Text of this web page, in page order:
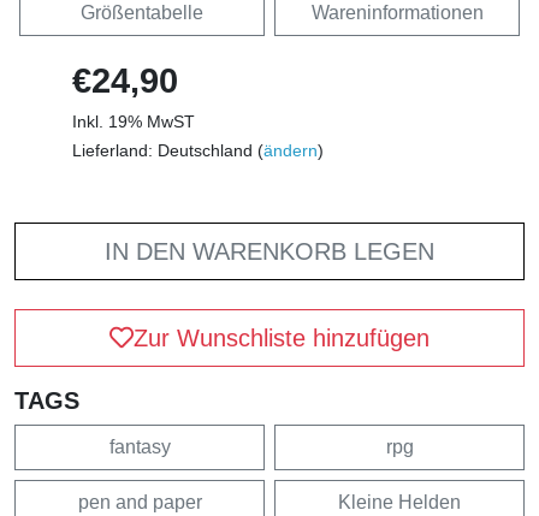
Größentabelle Wareninformationen
€24,90
Inkl. 19% MwST
Lieferland: Deutschland (ändern)
IN DEN WARENKORB LEGEN
Zur Wunschliste hinzufügen
TAGS
fantasy rpg
pen and paper Kleine Helden